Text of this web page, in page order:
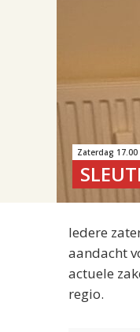
Zaterdag
Iedere
aandacht
actuele
regio.